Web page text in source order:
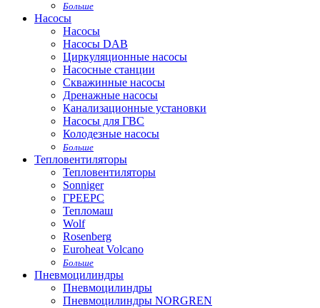
Больше
Насосы
Насосы
Насосы DAB
Циркуляционные насосы
Насосные станции
Скважинные насосы
Дренажные насосы
Канализационные установки
Насосы для ГВС
Колодезные насосы
Больше
Тепловентиляторы
Тепловентиляторы
Sonniger
ГРЕЕРС
Тепломаш
Wolf
Rosenberg
Euroheat Volcano
Больше
Пневмоцилиндры
Пневмоцилиндры
Пневмоцилиндры NORGREN